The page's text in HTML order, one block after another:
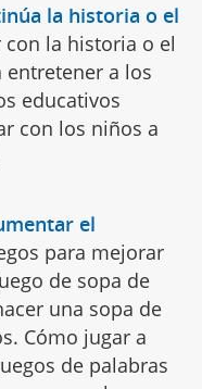
la historia o el
con la historia o el
entretener a los
educativos
con los niños a
el
para mejorar
de sopa de
una sopa de
Cómo jugar a
de palabras